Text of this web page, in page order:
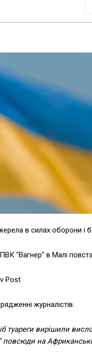
в силах оборони і
"Вагнер" в Малі
Post
журналістів.
туареги вирішили
повсюди на